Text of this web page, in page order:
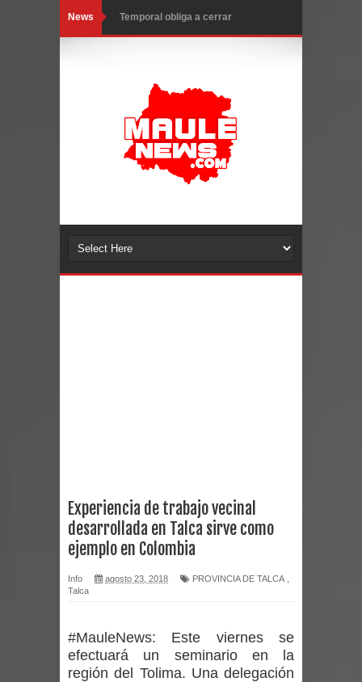
News Temporal obliga a cerrar
Chancho en Talca tras caída de
ramas cerca de carpas
Miles llegan a la Plaza de Armas de
Talca en el inicio de la Fiesta del
Torneo de Asadores reúne a 13
Curicó desarrollará jornada de
desafío guerreros 2026
Experiencia de trabajo vecinal
desarrollada en Talca sirve como
ejemplo en Colombia
Info agosto 23, 2018 PROVINCIA DE TALCA
Talca
#MauleNews: Este viernes se
efectuará un seminario en la
región del Tolima. Una delegación